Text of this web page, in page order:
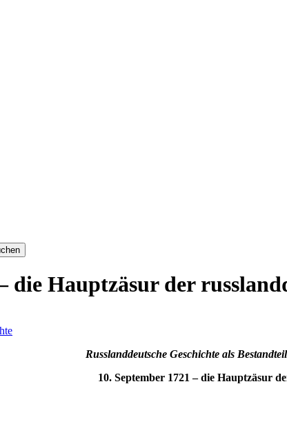
die Hauptzäsur der
Russlanddeutsche Geschichte als
10. September 1721 – die Hauptzäsur